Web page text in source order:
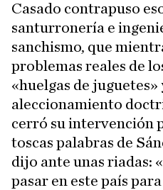
Casado contrapuso
santurronería e
sanchismo, que
problemas reales de
«huelgas de
aleccionamiento
cerró su intervención
toscas palabras de
dijo ante unas riadas:
pasar en este país